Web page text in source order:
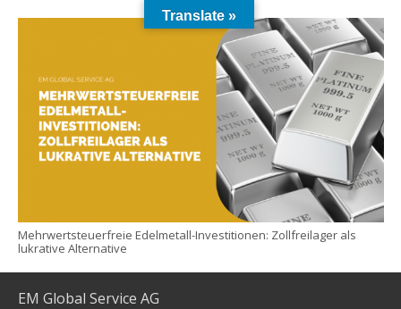
Mehrwertsteuerfreie Edelmetall-Investitionen: Zollfreilager als
lukrative Alternative
EM Global Service AG
Translate »